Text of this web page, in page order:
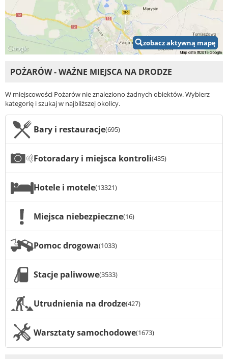
zobacz aktywną mapę
POŻARÓW - WAŻNE MIEJSCA NA DRODZE
W miejscowości Pożarów nie znaleziono żadnych obiektów. Wybierz
kategorię i szukaj w najbliższej okolicy.
Bary i restauracje(695)
Fotoradary i miejsca kontroli(435)
Hotele i motele(13321)
Miejsca niebezpieczne(16)
Pomoc drogowa(1033)
Stacje paliwowe(3533)
Utrudnienia na drodze(427)
Warsztaty samochodowe(1673)